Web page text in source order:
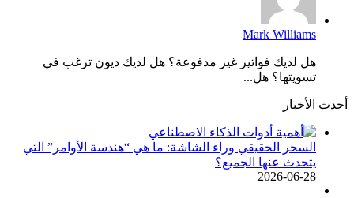
Mark Williams
هل لديك فواتير غير مدفوعة؟ هل لديك ديون ترغب في
تسويتها؟ هل...
أحدث الأخبار
السحر الحقيقي وراء الشاشة: ما هي “هندسة الأوامر” التي
يتحدث عنها الجميع؟
2026-06-28